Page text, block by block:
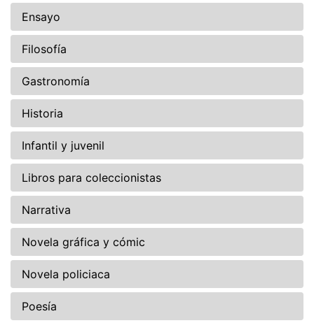
Ensayo
Filosofía
Gastronomía
Historia
Infantil y juvenil
Libros para coleccionistas
Narrativa
Novela gráfica y cómic
Novela policiaca
Poesía